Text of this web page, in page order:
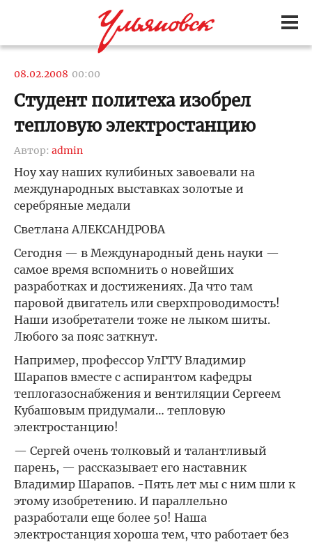
08.02.2008 00:00
Студент политеха изобрел
тепловую электростанцию
Автор: admin
Ноу хау наших кулибиных завоевали на
международных выставках золотые и
серебряные медали
Светлана АЛЕКСАНДРОВА
Сегодня — в Международный день науки —
самое время вспомнить о новейших
разработках и достижениях. Да что там
паровой двигатель или сверхпроводимость!
Наши изобретатели тоже не лыком шиты.
Любого за пояс заткнут.
Например, профессор УлГТУ Владимир
Шарапов вместе с аспирантом кафедры
теплогазоснабжения и вентиляции Сергеем
Кубашовым придумали… тепловую
электростанцию!
— Сергей очень толковый и талантливый
парень, — рассказывает его наставник
Владимир Шарапов. -Пять лет мы с ним шли к
этому изобретению. И параллельно
разработали еще более 50! Наша
электростанция хороша тем, что работает без